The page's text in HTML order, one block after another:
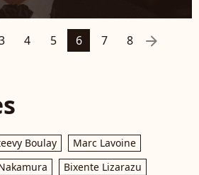
4 5 6 7 8 arrow_right
Boulay
Marc Lavoine
Bixente Lizarazu